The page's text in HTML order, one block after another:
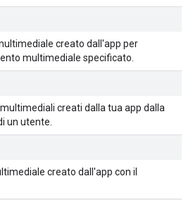
creato dall'app per
multimediale specificato.
creati dalla tua app dalla
un utente.
creato dall'app con il